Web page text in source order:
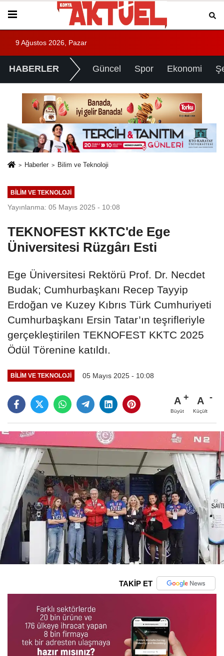
9 Ağustos 2026, Pazar
HABERLER Güncel Spor Ekonomi
Haberler Bilim ve Teknoloji
BILIM VE TEKNOLOJI
Yayınlanma: 05 Mayıs 2025 - 10:08
TEKNOFEST KKTC'de Ege
Üniversitesi Rüzgârı Esti
Ege Üniversitesi Rektörü Prof. Dr. Necdet
Budak; Cumhurbaşkanı Recep Tayyip
Erdoğan ve Kuzey Kıbrıs Türk Cumhuriyeti
Cumhurbaşkanı Ersin Tatar’ın teşrifleriyle
gerçekleştirilen TEKNOFEST KKTC 2025
Ödül Törenine katıldı.
BILIM VE TEKNOLOJI 05 Mayıs 2025 - 10:08
A
Büyüt
A
Küçült
TAKİP ET